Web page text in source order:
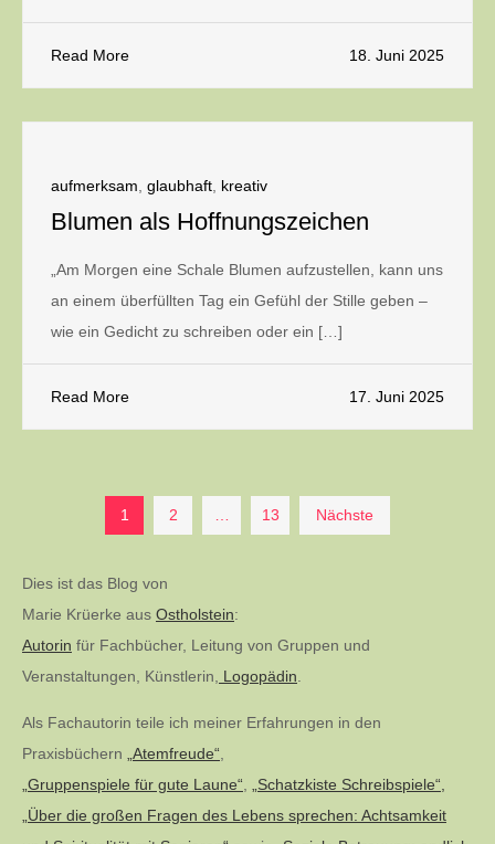
Read More 18. Juni 2025
aufmerksam glaubhaft kreativ
Blumen als Hoffnungszeichen
„Am Morgen eine Schale Blumen aufzustellen, kann uns
an einem überfüllten Tag ein Gefühl der Stille geben –
wie ein Gedicht zu schreiben oder ein […]
Read More 17. Juni 2025
Seitennummerierung
der
Beiträge
1 2 13 Nächste
Dies ist das Blog von
Marie Krüerke aus Ostholstein:
Autorin für Fachbücher, Leitung von Gruppen und
Veranstaltungen, Künstlerin,
Logopädin
Als Fachautorin teile ich meiner Erfahrungen in den
Praxisbüchern
„Atemfreude“
„Gruppenspiele für gute Laune“
„Schatzkiste Schreibspiele“,
„Über die großen Fragen des Lebens sprechen: Achtsamkeit